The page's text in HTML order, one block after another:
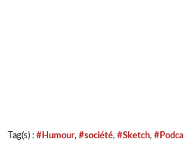
Tag(s) : #Humour, #société, #Sketch,